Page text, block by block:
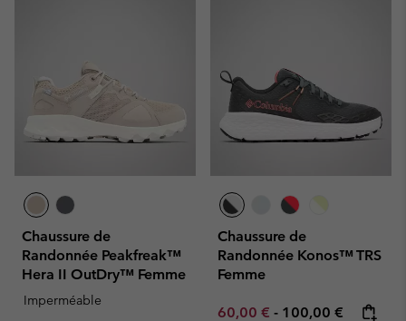
Chaussure de
Randonnée Peakfreak™
Hera II OutDry™ Femme
Imperméable
Chaussure de
Randonnée Konos™ TRS
Femme
Minimum sale price:
60,00 € - Maximum price:
100,00 €